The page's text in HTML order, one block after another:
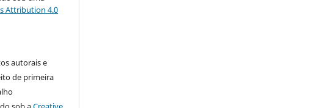
Attribution 4.0
autorais e
de primeira